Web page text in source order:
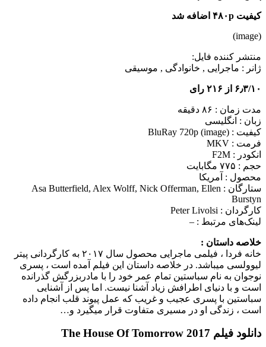
کیفیت ۴۸۰p اضافه شد
(image)
منتشر کننده فایل:
ژانر : ماجرایی , خانوادگی , موسیقی
۶٫۳/۱۰ از ۲۱۶ رای
مدت زمان : ۸۶ دقیقه
زبان : انگلیسی
کیفیت : BluRay 720p (image)
فرمت : MKV
انکودر : F2M
حجم : ۷۷۵ مگابایت
محصول : آمریکا
ستارگان : Asa Butterfield, Alex Wolff, Nick Offerman, Ellen
Burstyn
کارگردان : Peter Livolsi
لینک‌های مرتبط : –
خلاصه داستان :
خانه فردا ، فیلمی ماجرایی محصول سال ۲۰۱۷ به کارگردانی پیتر
لیوولسی می‎باشد. در خلاصه داستان این فیلم آمده است ، پسری
نوجوان به نام سباستین تمام عمر خود را با مادربزرگش گذرانده
است و با دنیای اطرافش زیاد آشنا نیست. اما پس از آشنایی
سباستین با پسری عجیب و غریب که عمل پیوند قلب انجام داده
است ، زندگی او در مسیری متفاوت قرار می‎گیرد و…
دانلود فیلم The House Of Tomorrow 2017